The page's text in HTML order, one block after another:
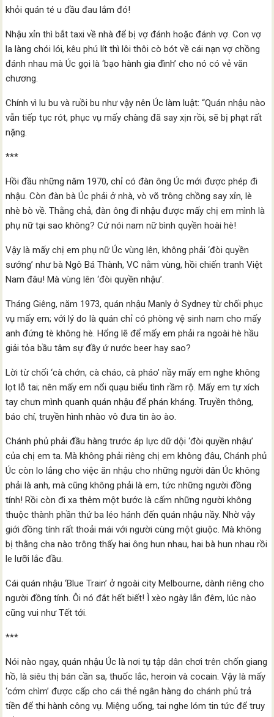
khỏi quán té u đầu đau lắm đó!
Nhậu xỉn thì bắt taxi về nhà để bị vợ đánh hoặc đánh vợ. Con vợ
la làng chói lói, kêu phú lít thì lôi thôi cò bót về cái nạn vợ chồng
đánh nhau mà Úc gọi là ‘bạo hành gia đình’ cho nó có vẻ văn
chương.
Chính vì lu bu và ruồi bu như vậy nên Úc làm luật: “Quán nhậu nào
vẫn tiếp tục rót, phục vụ mấy chàng đã say xịn rồi, sẽ bị phạt rất
nặng.
***
Hồi đầu những năm 1970, chỉ có đàn ông Úc mới được phép đi
nhậu. Còn đàn bà Úc phải ở nhà, vò võ trông chồng say xỉn, lè
nhè bò về. Thằng chả, đàn ông đi nhậu được mấy chị em mình là
phụ nữ tại sao không? Cứ nói nam nữ bình quyền hoài hè!
Vậy là mấy chị em phụ nữ Úc vùng lên, không phải ‘đòi quyền
sướng’ như bà Ngô Bá Thành, VC nằm vùng, hồi chiến tranh Việt
Nam đâu! Mà vùng lên ‘đòi quyền nhậu’.
Tháng Giêng, năm 1973, quán nhậu Manly ở Sydney từ chối phục
vụ mấy em; với lý do là quán chỉ có phòng vệ sinh nam cho mấy
anh đứng tè không hè. Hổng lẽ để mấy em phải ra ngoài hè hầu
giải tỏa bầu tâm sự đầy ứ nước beer hay sao?
Lời từ chối ‘cà chớn, cà cháo, cà pháo’ nầy mấy em nghe không
lọt lỗ tai; nên mấy em nổi quạu biểu tình rầm rộ. Mấy em tự xích
tay chưn mình quanh quán nhậu để phán kháng. Truyền thông,
báo chí, truyền hình nhào vô đưa tin ào ào.
Chánh phủ phải đầu hàng trước áp lực dữ dội ‘đòi quyền nhậu’
của chị em ta. Mà không phải riêng chị em không đâu, Chánh phủ
Úc còn lo lắng cho việc ăn nhậu cho những người dân Úc không
phải là anh, mà cũng không phải là em, tức những người đồng
tính! Rồi còn đi xa thêm một bước là cấm những người không
thuộc thành phần thứ ba léo hánh đến quán nhậu nầy. Nhờ vậy
giới đồng tính rất thoải mái với người cùng một giuộc. Mà không
bị thằng cha nào trông thấy hai ông hun nhau, hai bà hun nhau rồi
le lưỡi lắc đầu.
Cái quán nhậu ‘Blue Train’ ở ngoài city Melbourne, dành riêng cho
người đồng tính. Ôi nó đắt hết biết! Ì xèo ngày lẫn đêm, lúc nào
cũng vui như Tết tới.
***
Nói nào ngay, quán nhậu Úc là nơi tụ tập dân chơi trên chốn giang
hồ, là siêu thị bán cần sa, thuốc lắc, heroin và cocain. Vậy là mấy
‘cớm chìm’ được cấp cho cái thẻ ngân hàng do chánh phủ trả
tiền để thi hành công vụ. Miệng uống, tai nghe lóm tin tức để truy